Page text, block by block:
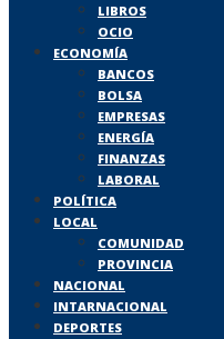
LIBROS
OCIO
ECONOMÍA
BANCOS
BOLSA
EMPRESAS
ENERGÍA
FINANZAS
LABORAL
POLÍTICA
LOCAL
COMUNIDAD
PROVINCIA
NACIONAL
INTARNACIONAL
DEPORTES